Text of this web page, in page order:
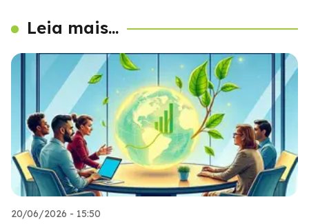
Leia mais...
20/06/2026 - 15:50